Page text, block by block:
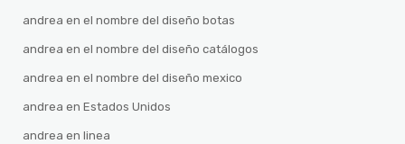
andrea en el nombre del diseño botas
andrea en el nombre del diseño catálogos
andrea en el nombre del diseño mexico
andrea en Estados Unidos
andrea en linea